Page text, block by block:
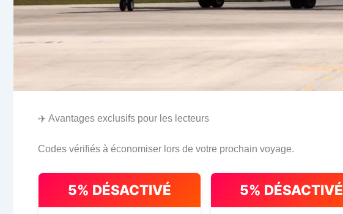
✈️ Avantages exclusifs pour les lecteurs
Codes vérifiés à économiser lors de votre prochain voyage.
5% DÉSACTIVÉ 5% DÉSACTIVÉ